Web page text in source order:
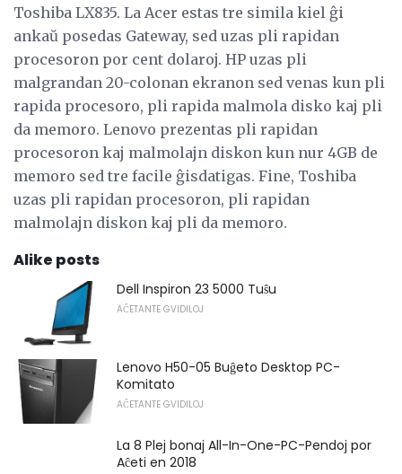
Toshiba LX835. La Acer estas tre simila kiel ĝi
ankaŭ posedas Gateway, sed uzas pli rapidan
procesoron por cent dolaroj. HP uzas pli
malgrandan 20-colonan ekranon sed venas kun pli
rapida procesoro, pli rapida malmola disko kaj pli
da memoro. Lenovo prezentas pli rapidan
procesoron kaj malmolajn diskon kun nur 4GB de
memoro sed tre facile ĝisdatigas. Fine, Toshiba
uzas pli rapidan procesoron, pli rapidan
malmolajn diskon kaj pli da memoro.
Alike posts
Dell Inspiron 23 5000 Tuŝu
AĈETANTE GVIDILOJ
Lenovo H50-05 Buĝeto Desktop PC-
Komitato
AĈETANTE GVIDILOJ
La 8 Plej bonaj All-In-One-PC-Pendoj por
Aĉeti en 2018